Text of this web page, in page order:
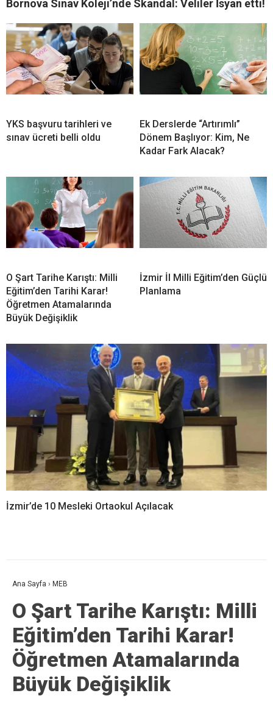
Bornova Sınav Koleji’nde Skandal: Veliler İsyan etti!
YKS başvuru tarihleri ve
sınav ücreti belli oldu
Ek Derslerde “Artırımlı”
Dönem Başlıyor: Kim, Ne
Kadar Fark Alacak?
O Şart Tarihe Karıştı: Milli
Eğitim’den Tarihi Karar!
Öğretmen Atamalarında
Büyük Değişiklik
İzmir İl Milli Eğitim’den Güçlü
Planlama
İzmir’de 10 Mesleki Ortaokul Açılacak
Ana Sayfa › MEB
O Şart Tarihe Karıştı: Milli
Eğitim’den Tarihi Karar!
Öğretmen Atamalarında
Büyük Değişiklik